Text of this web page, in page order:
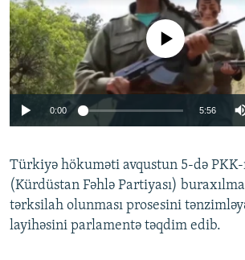
Auto 240p 360p
720p 1080p
No media source currently
0:00 5:56
Türkiyə hökuməti avqustun 5-də PKK-
(Kürdüstan Fəhlə Partiyası)
tərksilah olunması prosesini
layihəsini parlamentə təqdim edib.